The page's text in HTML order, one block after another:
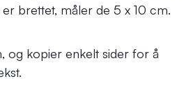
brettet, måler de 5 x 10 cm.
og kopier enkelt sider for å